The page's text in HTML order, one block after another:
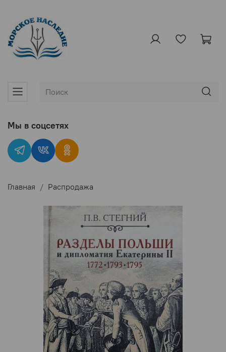
Главная Распродажа
Мы в соцсетях